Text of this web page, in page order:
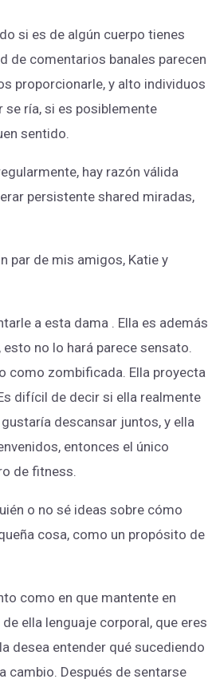
si es de algún cuerpo tienes
de comentarios banales parecen
proporcionarle, y alto individuos
se ría, si es posiblemente
sentido.
hay razón válida
persistente shared miradas,
par de mis amigos, Katie y
a esta dama . Ella es además
no lo hará parece sensato.
como zombificada. Ella proyecta
difícil de decir si ella realmente
descansar juntos, y ella
entonces el único
de fitness.
o no sé ideas sobre cómo
cosa, como un propósito de
como en que mantente en
ella lenguaje corporal, que eres
desea entender qué sucediendo
cambio. Después de sentarse